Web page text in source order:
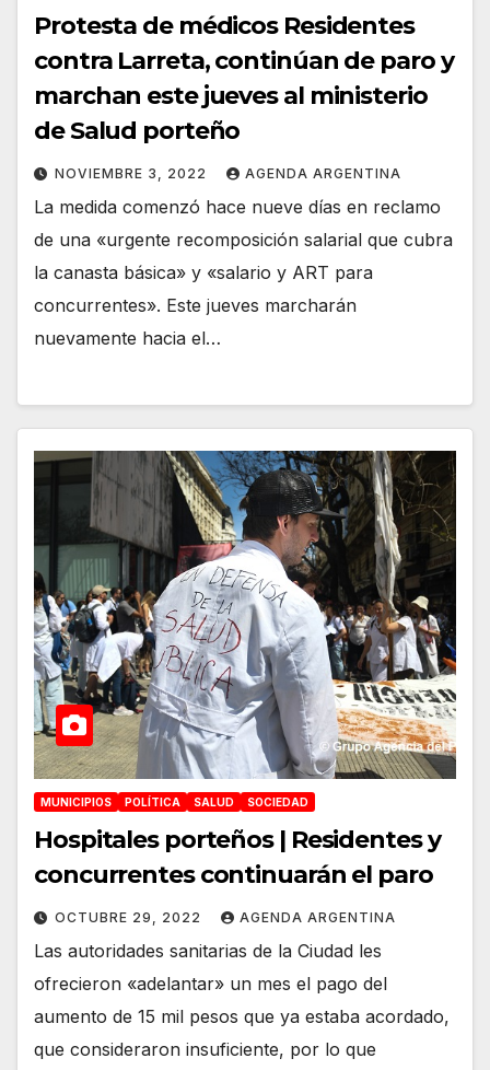
Protesta de médicos Residentes
contra Larreta, continúan de paro y
marchan este jueves al ministerio
de Salud porteño
NOVIEMBRE 3, 2022 AGENDA ARGENTINA
La medida comenzó hace nueve días en reclamo
de una «urgente recomposición salarial que cubra
la canasta básica» y «salario y ART para
concurrentes». Este jueves marcharán
nuevamente hacia el…
MUNICIPIOS POLÍTICA SALUD SOCIEDAD
Hospitales porteños | Residentes y
concurrentes continuarán el paro
OCTUBRE 29, 2022 AGENDA ARGENTINA
Las autoridades sanitarias de la Ciudad les
ofrecieron «adelantar» un mes el pago del
aumento de 15 mil pesos que ya estaba acordado,
que consideraron insuficiente, por lo que